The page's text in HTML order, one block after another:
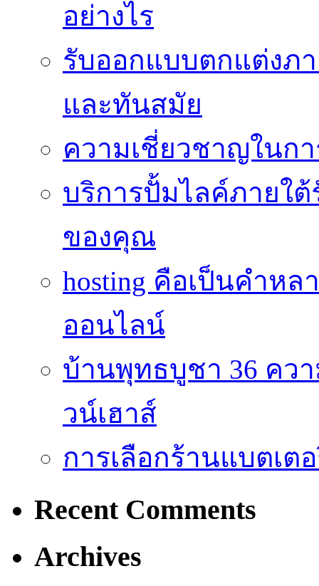
อย่างไร
รับออกแบบตกแต่งภ
และทันสมัย
ความเชี่ยวชาญในก
บริการปั้มไลค์ภายใต้
ของคุณ
hosting คือเป็นคำห
ออนไลน์
บ้านพุทธบูชา 36 คว
วน์เฮาส์
การเลือกร้านแบตเต
Recent Comments
Archives